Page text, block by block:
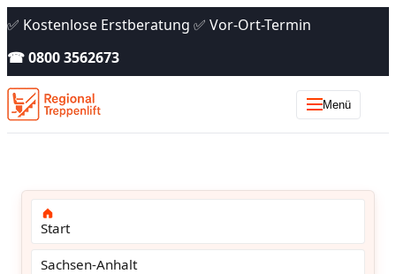
✅ Kostenlose Erstberatung ✅ Vor-Ort-Termin
☎ 0800 3562673
Menü
Start
Sachsen-Anhalt